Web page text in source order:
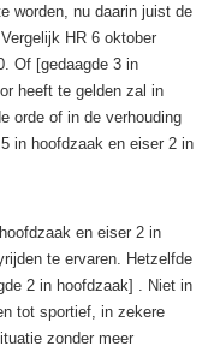
worden, nu daarin juist de
HR 6 oktober
Of [gedaagde 3 in
heeft te gelden zal in
orde of in de verhouding
in hoofdzaak en eiser 2 in
en eiser 2 in
te ervaren. Hetzelfde
2 in hoofdzaak] . Niet in
tot sportief, in zekere
zonder meer